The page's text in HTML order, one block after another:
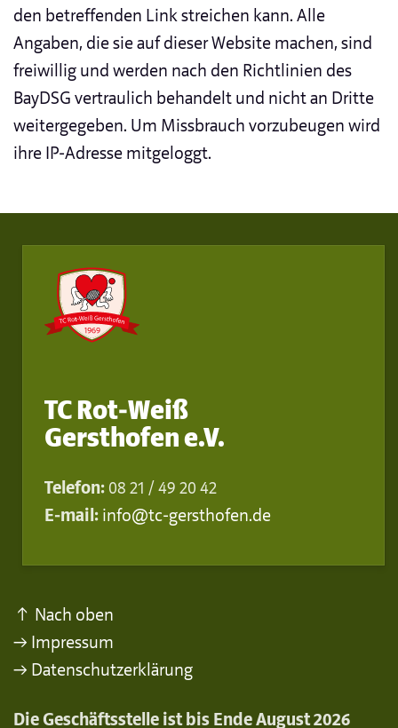
den betreffenden Link streichen kann. Alle
Angaben, die sie auf dieser Website machen, sind
freiwillig und werden nach den Richtlinien des
BayDSG vertraulich behandelt und nicht an Dritte
weitergegeben. Um Missbrauch vorzubeugen wird
ihre IP-Adresse mitgeloggt.
TC Rot-Weiß
Gersthofen e.V.
Telefon: 08 21 / 49 20 42
E-mail: info@tc-gersthofen.de
↑ Nach oben
→ Impressum
→ Datenschutzerklärung
Die Geschäftsstelle ist bis Ende August 2026